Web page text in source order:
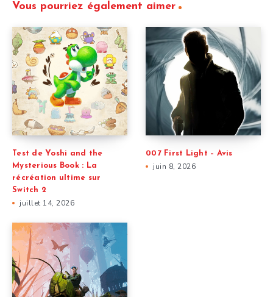
Vous pourriez également aimer
Test de Yoshi and the
Mysterious Book : La
récréation ultime sur
Switch 2
juillet 14, 2026
007 First Light – Avis
juin 8, 2026